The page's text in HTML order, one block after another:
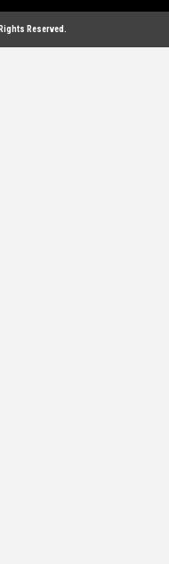
Reserved.